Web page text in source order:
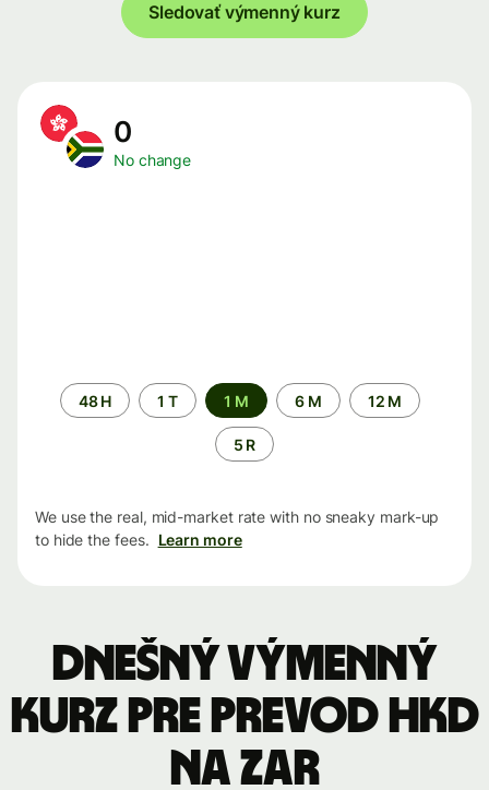
Sledovať výmenný kurz
0
No change
Time
period
48 H 1 T 1 M 6 M 12 M
5 R
We use the real, mid-market rate with no sneaky mark-up
to hide the fees. Learn more
Dnešný výmenný
kurz pre prevod HKD
na ZAR